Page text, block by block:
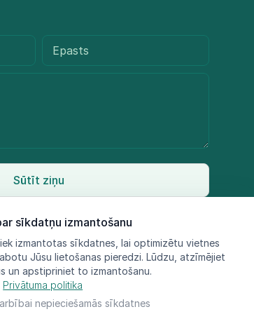
sīkdatņu izmantošanu
izmantotas sīkdatnes, lai optimizētu vietnes
Jūsu lietošanas pieredzi. Lūdzu, atzīmējiet
un apstipriniet to izmantošanu.
Privātuma politika
nepieciešamās sīkdatnes
Sūtīt ziņu